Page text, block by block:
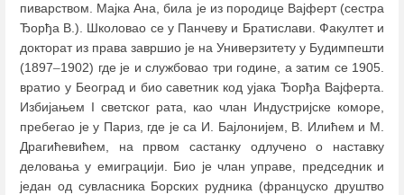
пиварством. Мајка Ана, била је из породице Вајферт (сестра
Ђорђа В.). Школовао се у Панчеву и Братислави. Факултет и
докторат из права завршио је на Универзитету у Будимпешти
(1897–1902) где је и службовао три године, а затим се 1905.
вратио у Београд и био саветник код ујака Ђорђа Вајферта.
Избијањем I светског рата, као члан Индустријске коморе,
пребегао је у Париз, где је са И. Бајлонијем, В. Илићем и М.
Драгићевићем, на првом састанку одлучено о наставку
деловања у емиграцији. Био је члан управе, председник и
један од сувласника Борских рудника (француско друштво